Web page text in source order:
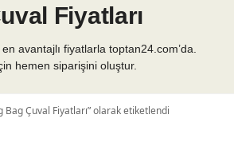
Fiyatları
avantajlı fiyatlarla toptan24.com’da.
hemen siparişini oluştur.
Bag Çuval Fiyatları” olarak etiketlendi